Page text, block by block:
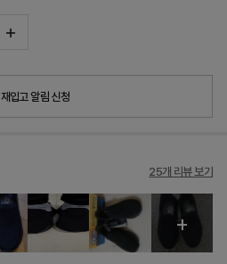
재입고 알림 신청
25개 리뷰 보기